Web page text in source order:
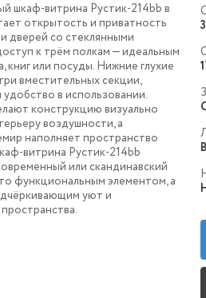
шкаф-витрина Рустик-214bb в
открытость и приватность
дверей со стеклянными
к трём полкам — идеальным
книг или посуды. Нижние глухие
вместительных секции,
в использовании.
конструкцию визуально
воздушности, а
наполняет пространство
витрина Рустик-214bb
или скандинавский
функциональным элементом, а
уют и